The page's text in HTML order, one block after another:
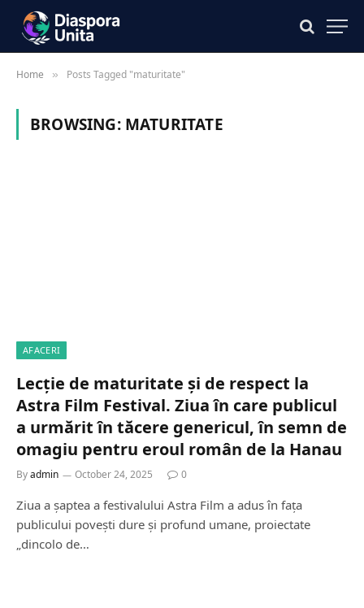
Home » Posts Tagged "maturitate"
BROWSING: MATURITATE
AFACERI
Lecție de maturitate și de respect la
Astra Film Festival. Ziua în care publicul
a urmărit în tăcere genericul, în semn de
omagiu pentru eroul român de la Hanau
Byadmin October 24, 2025 0
Ziua a șaptea a festivalului Astra Film a adus în fața
publicului povești dure și profund umane, proiectate
„dincolo de…